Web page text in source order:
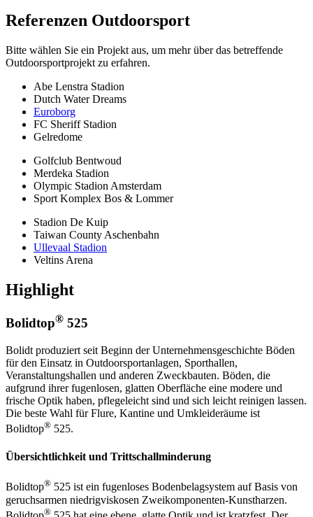
Referenzen Outdoorsport
Bitte wählen Sie ein Projekt aus, um mehr über das betreffende
Outdoorsportprojekt zu erfahren.
Abe Lenstra Stadion
Dutch Water Dreams
Euroborg
FC Sheriff Stadion
Gelredome
Golfclub Bentwoud
Merdeka Stadion
Olympic Stadion Amsterdam
Sport Komplex Bos & Lommer
Stadion De Kuip
Taiwan County Aschenbahn
Ullevaal Stadion
Veltins Arena
Highlight
Bolidtop® 525
Bolidt produziert seit Beginn der Unternehmensgeschichte Böden
für den Einsatz in Outdoorsportanlagen, Sporthallen,
Veranstaltungshallen und anderen Zweckbauten. Böden, die
aufgrund ihrer fugenlosen, glatten Oberfläche eine modere und
frische Optik haben, pflegeleicht sind und sich leicht reinigen lassen.
Die beste Wahl für Flure, Kantine und Umkleideräume ist
Bolidtop® 525.
Übersichtlichkeit und Trittschallminderung
Bolidtop® 525 ist ein fugenloses Bodenbelagsystem auf Basis von
geruchsarmen niedrigviskosen Zweikomponenten-Kunstharzen.
®